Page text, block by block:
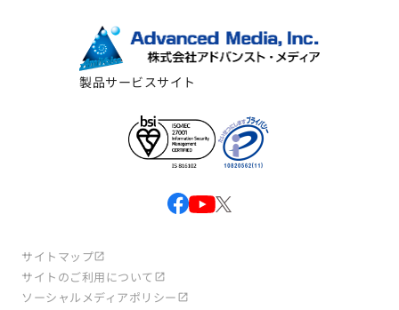
製品サービスサイト
サイトマップ
サイトのご利用について
ソーシャルメディアポリシー